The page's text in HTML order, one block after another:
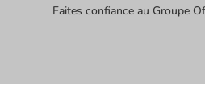
Faites confiance au Groupe